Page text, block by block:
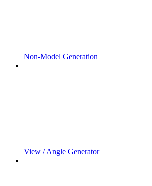
Non-Model Generation
View / Angle Generator